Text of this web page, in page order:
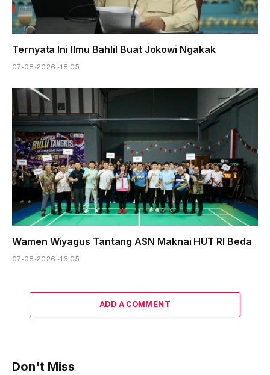
Ternyata Ini Ilmu Bahlil Buat Jokowi Ngakak
07-08-2026 - 18.05
Wamen Wiyagus Tantang ASN Maknai HUT RI Beda
07-08-2026 - 16.05
ADD A COMMENT
Don't Miss